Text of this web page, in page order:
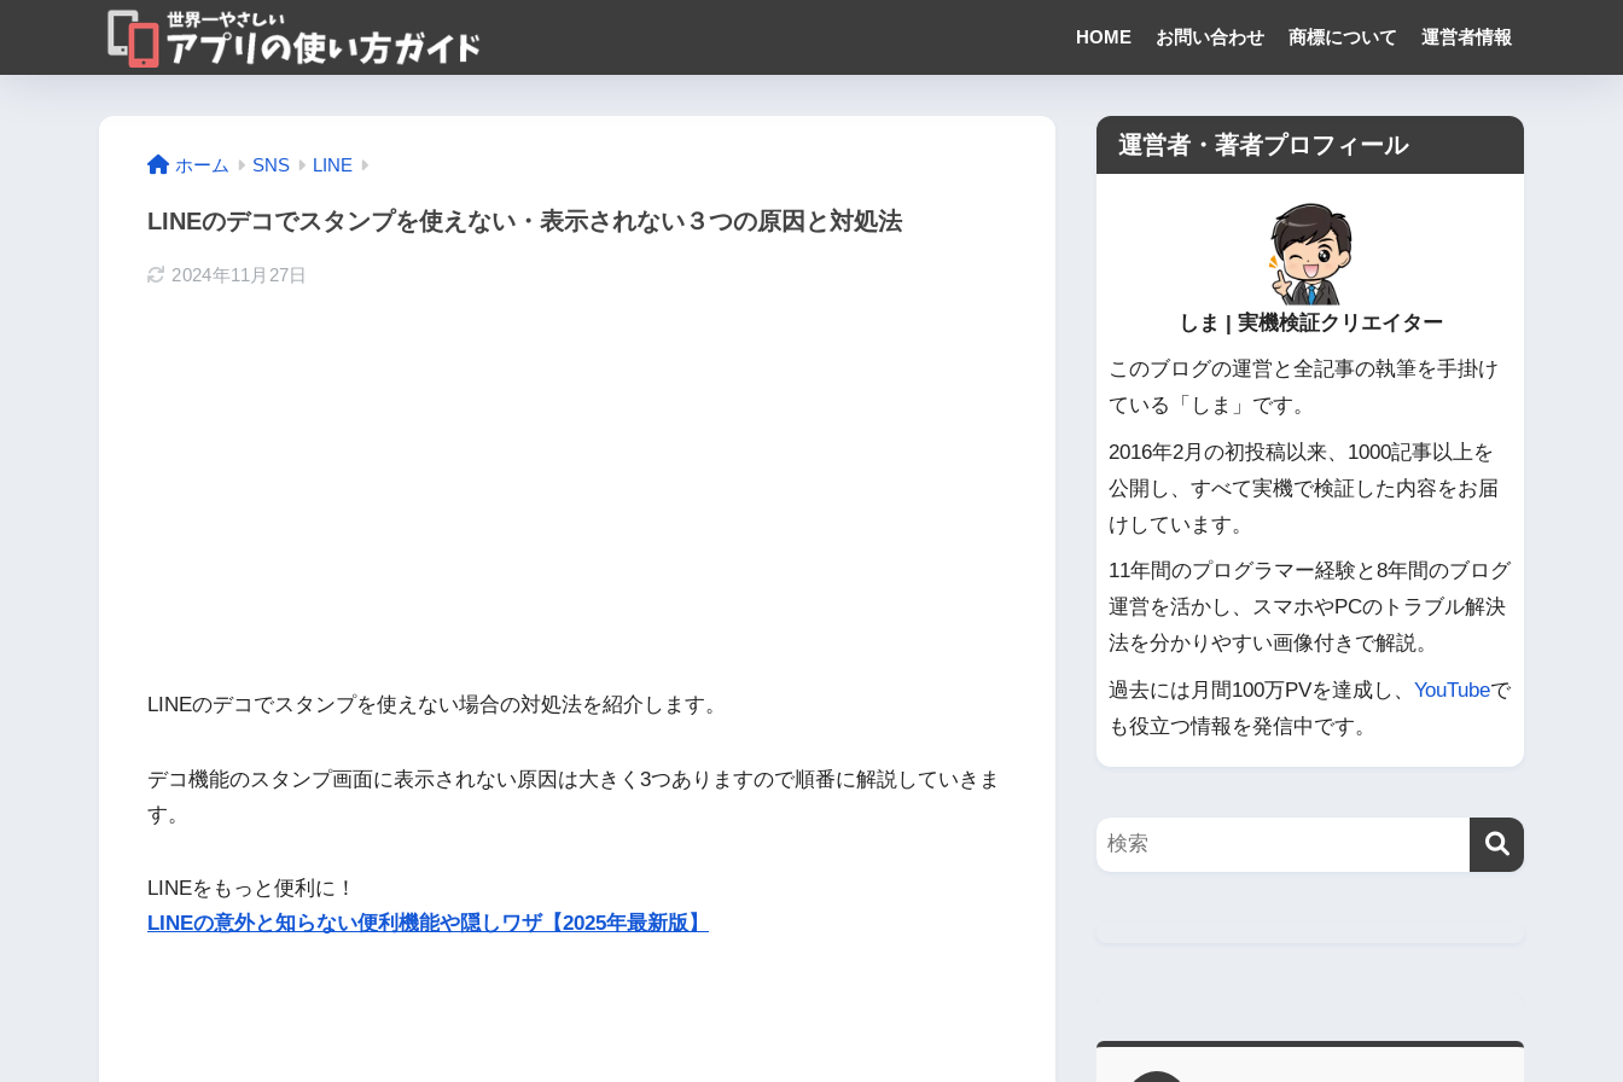
HOME お問い合わせ 商標について 運営者情報
ホーム SNS LINE
LINEのデコでスタンプを使えない・表示されない３つの原因と対処法
2024年11月27日
LINEのデコでスタンプを使えない場合の対処法を紹介します。
デコ機能のスタンプ画面に表示されない原因は大きく3つありますので順番に解説していきま
す。
LINEをもっと便利に！
LINEの意外と知らない便利機能や隠しワザ【2025年最新版】
運営者・著者プロフィール
しま | 実機検証クリエイター
このブログの運営と全記事の執筆を手掛け
ている「しま」です。
2016年2月の初投稿以来、1000記事以上を
公開し、すべて実機で検証した内容をお届
けしています。
11年間のプログラマー経験と8年間のブログ
運営を活かし、スマホやPCのトラブル解決
法を分かりやすい画像付きで解説。
過去には月間100万PVを達成し、 YouTubeで
も役立つ情報を発信中です。